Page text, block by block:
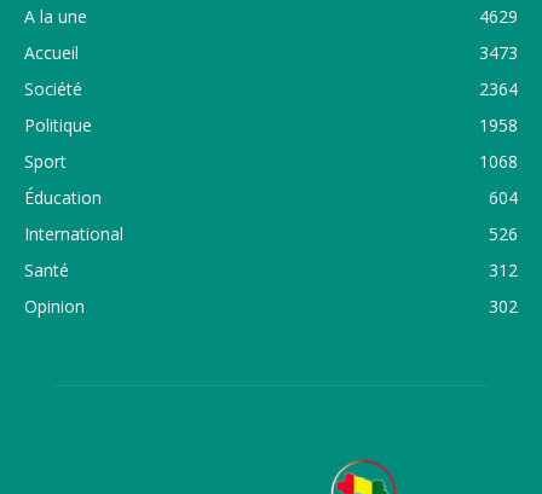
A la une
4629
Accueil
3473
Société
2364
Politique
1958
Sport
1068
Éducation
604
International
526
Santé
312
Opinion
302